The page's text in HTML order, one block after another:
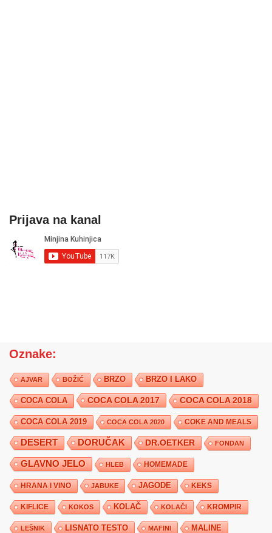
Prijava na kanal
Oznake:
AJVAR BOŽIĆ BRZO BRZO I LAKO
COCA COLA COCA COLA 2017 COCA COLA 2018
COCA COLA 2019 COCA COLA 2020 COKE AND MEALS
DESERT DORUČAK DR.OETKER FONDAN
GLAVNO JELO HLEB HOMEMADE
HRANA I VINO JABUKE JAGODE KEKS
KIFLICE KOKOS KOLAČ KOLAČI KROMPIR
LEŠNIK LISNATO TESTO MAFINI MALINE